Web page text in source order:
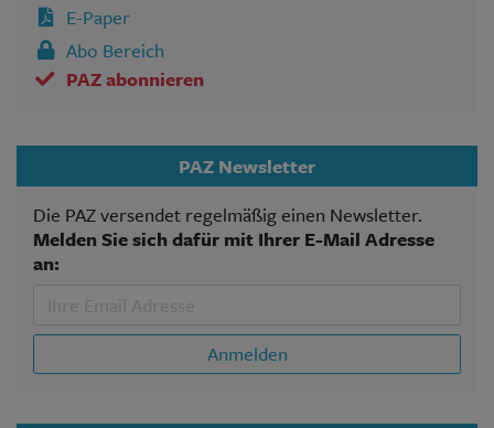
E-Paper
Abo Bereich
PAZ abonnieren
PAZ Newsletter
Die PAZ versendet regelmäßig einen Newsletter.
Melden Sie sich dafür mit Ihrer E-Mail Adresse
an:
Anmelden